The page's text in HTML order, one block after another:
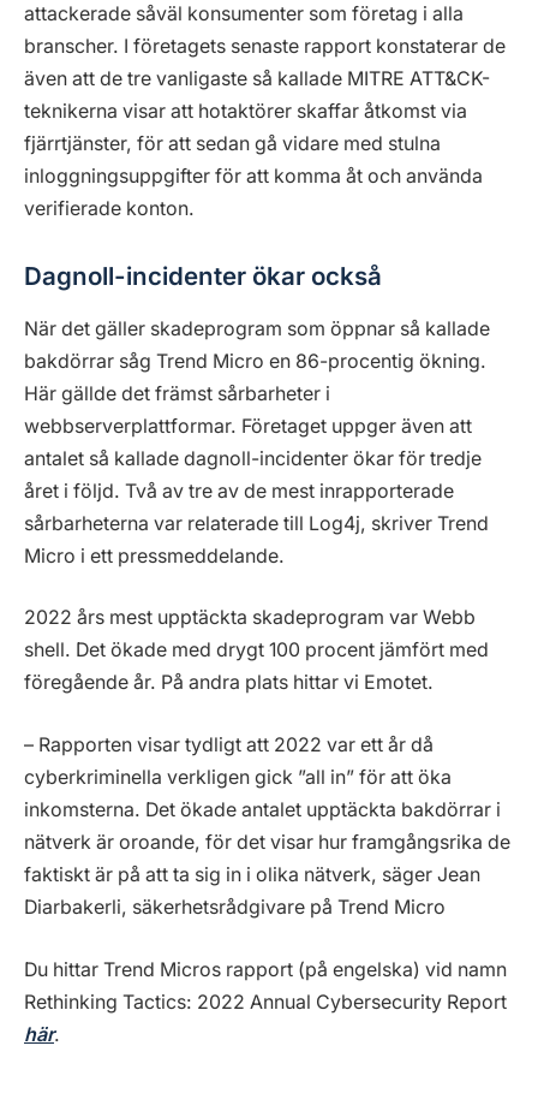
attackerade såväl konsumenter som företag i alla
branscher. I företagets senaste rapport konstaterar de
även att de tre vanligaste så kallade MITRE ATT&CK-
teknikerna visar att hotaktörer skaffar åtkomst via
fjärrtjänster, för att sedan gå vidare med stulna
inloggningsuppgifter för att komma åt och använda
verifierade konton.
Dagnoll-incidenter ökar också
När det gäller skadeprogram som öppnar så kallade
bakdörrar såg Trend Micro en 86-procentig ökning.
Här gällde det främst sårbarheter i
webbserverplattformar. Företaget uppger även att
antalet så kallade dagnoll-incidenter ökar för tredje
året i följd. Två av tre av de mest inrapporterade
sårbarheterna var relaterade till Log4j, skriver Trend
Micro i ett pressmeddelande.
2022 års mest upptäckta skadeprogram var Webb
shell. Det ökade med drygt 100 procent jämfört med
föregående år. På andra plats hittar vi Emotet.
– Rapporten visar tydligt att 2022 var ett år då
cyberkriminella verkligen gick ”all in” för att öka
inkomsterna. Det ökade antalet upptäckta bakdörrar i
nätverk är oroande, för det visar hur framgångsrika de
faktiskt är på att ta sig in i olika nätverk, säger Jean
Diarbakerli, säkerhetsrådgivare på Trend Micro
Du hittar Trend Micros rapport (på engelska) vid namn
Rethinking Tactics: 2022 Annual Cybersecurity Report
här.